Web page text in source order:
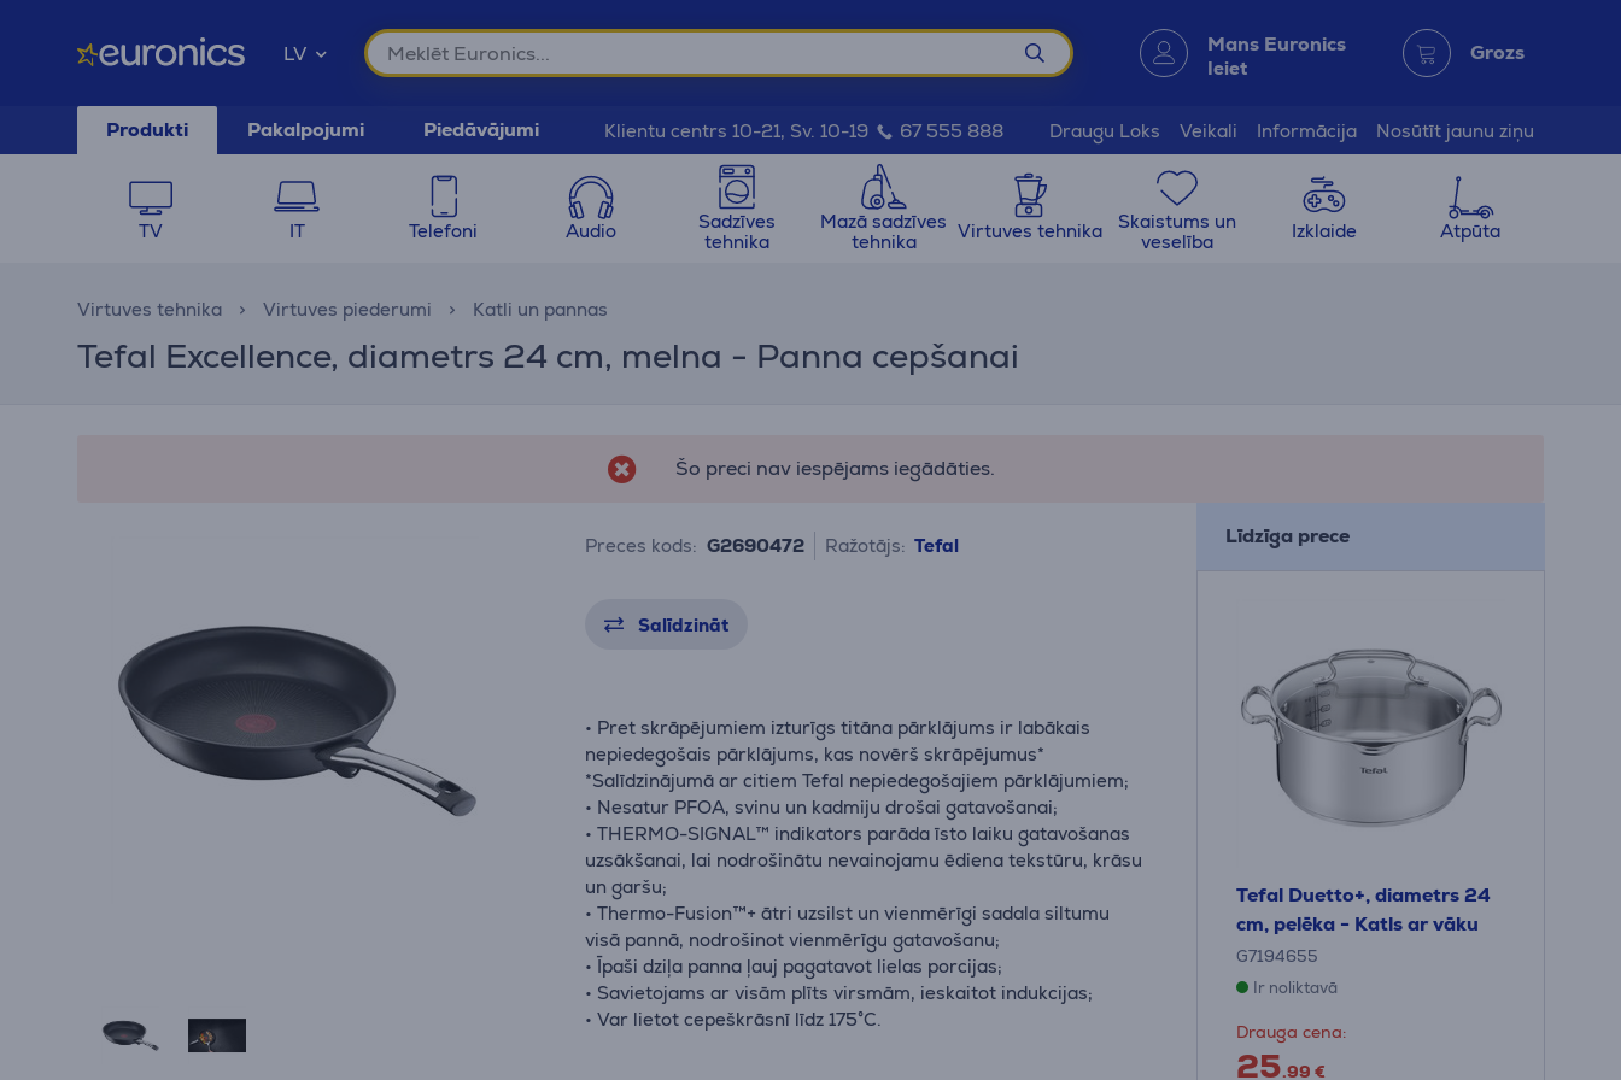
LV Mans Euronics
Ieiet
Grozs
Produkti Pakalpojumi Piedāvājumi Klientu centrs 10-21, Sv. 10-19 67 555 888 Draugu Loks Veikali Informācija Nosūtīt jaunu ziņu
TV IT Telefoni Audio
Sadzīves
tehnika
Mazā sadzīves
tehnika
Virtuves tehnika
Skaistums un
veselība
Izklaide Atpūta
Virtuves tehnika Virtuves piederumi Katli un pannas
Tefal Excellence, diametrs 24 cm, melna - Panna cepšanai
Šo preci nav iespējams iegādāties.
Preces kods: G2690472 Ražotājs: Tefal
Salīdzināt
• Pret skrāpējumiem izturīgs titāna pārklājums ir labākais
nepiedegošais pārklājums, kas novērš skrāpējumus*
*Salīdzinājumā ar citiem Tefal nepiedegošajiem pārklājumiem;
• Nesatur PFOA, svinu un kadmiju drošai gatavošanai;
• THERMO-SIGNAL™ indikators parāda īsto laiku gatavošanas
uzsākšanai, lai nodrošinātu nevainojamu ēdiena tekstūru, krāsu
un garšu;
• Thermo-Fusion™+ ātri uzsilst un vienmērīgi sadala siltumu
visā pannā, nodrošinot vienmērīgu gatavošanu;
• Īpaši dziļa panna ļauj pagatavot lielas porcijas;
• Savietojams ar visām plīts virsmām, ieskaitot indukcijas;
• Var lietot cepeškrāsnī līdz 175°C.
Līdzīga prece
Tefal Duetto+, diametrs 24
cm, pelēka - Katls ar vāku
G7194655
Ir noliktavā
Drauga cena:
25.99 €